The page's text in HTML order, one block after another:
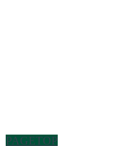
PAGETOP